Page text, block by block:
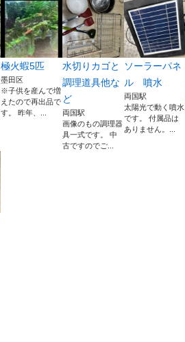
極火蝦5匹
墨田区
※子供を産んで増
えたので再出品で
す。 昨年、...
水切りカゴと
調理道具他な
ど
両国駅
画像のもの調理器
具一式です。 中
古ですのでご...
ソーラーパネ
ル 噴水
両国駅
太陽光で動く噴水
です。 付属品は
ありません。...